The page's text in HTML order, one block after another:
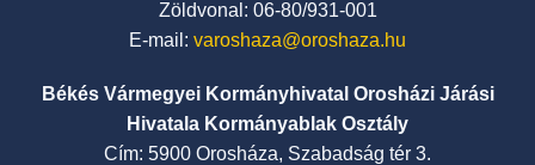
Zöldvonal: 06-80/931-001
E-mail: varoshaza@oroshaza.hu
Békés Vármegyei Kormányhivatal Orosházi Járási
Hivatala Kormányablak Osztály
Cím: 5900 Orosháza, Szabadság tér 3.